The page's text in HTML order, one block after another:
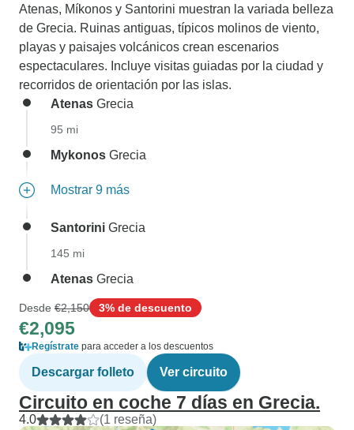
Atenas, Míkonos y Santorini muestran la variada belleza
de Grecia. Ruinas antiguas, típicos molinos de viento,
playas y paisajes volcánicos crean escenarios
espectaculares. Incluye visitas guiadas por la ciudad y
recorridos de orientación por las islas.
Atenas Grecia
95 mi
Mykonos Grecia
Mostrar 9 más
Santorini Grecia
145 mi
Atenas Grecia
Desde €2,150 3% de descuento
€2,095
Regístrate para acceder a los descuentos
Descargar folleto Ver circuito
Circuito en coche 7 días en Grecia.
4.0 (1 reseña)